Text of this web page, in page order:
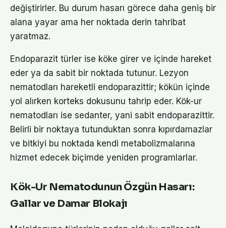
değiştirirler. Bu durum hasarı görece daha geniş bir
alana yayar ama her noktada derin tahribat
yaratmaz.
Endoparazit türler ise köke girer ve içinde hareket
eder ya da sabit bir noktada tutunur. Lezyon
nematodları hareketli endoparazittir; kökün içinde
yol alırken korteks dokusunu tahrip eder. Kök-ur
nematodları ise sedanter, yani sabit endoparazittir.
Belirli bir noktaya tutunduktan sonra kıpırdamazlar
ve bitkiyi bu noktada kendi metabolizmalarına
hizmet edecek biçimde yeniden programlarlar.
Kök-Ur Nematodunun Özgün Hasarı:
Gallar ve Damar Blokajı